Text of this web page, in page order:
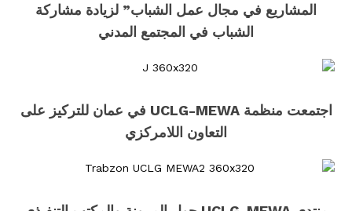
المشاريع في مجال عمل الشباب” لزيادة مشاركة
الشباب في المجتمع المدني
اجتمعت منظمة UCLG-MEWA في عمان للتركيز على
التعاون اللامركزي